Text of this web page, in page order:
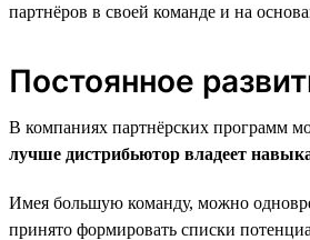
партнёров в своей команде и на
Постоянное
В компаниях партнёрских программ
лучше дистрибьютор владеет
Имея большую команду, можно
принято формировать списки